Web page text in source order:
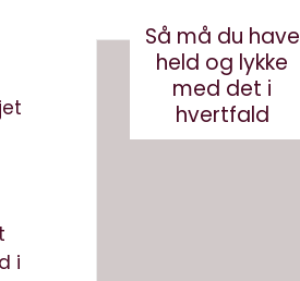
i
Så må du have
held og lykke
med det i
hvertfald